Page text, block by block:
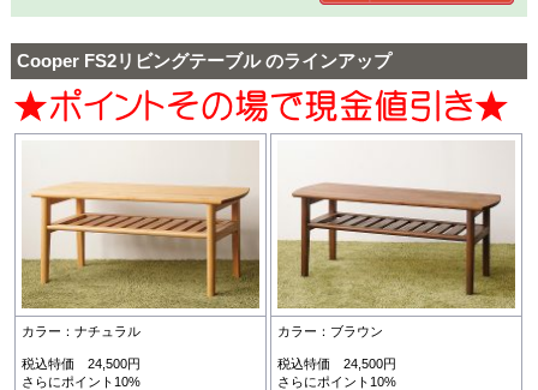
Cooper FS2リビングテーブル のラインアップ
カラー：ナチュラル
税込特価 24,500円
さらにポイント10%
カラー：ブラウン
税込特価 24,500円
さらにポイント10%